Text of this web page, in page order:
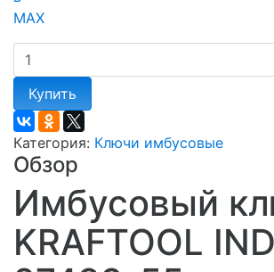
Купить
Категория: Ключи имбусовые
Обзор
Имбусовый
KRAFTOOL